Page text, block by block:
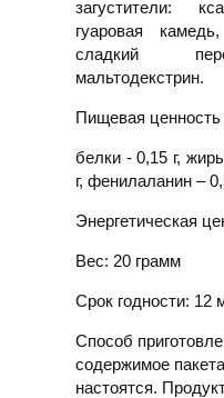
загустители:
гуаровая
сладкий
мальтодекстрин.
Пищевая ценность
белки - 0,15 г,
г, фенилаланин –
Энергетическая
Вес: 20 грамм
Срок годности: 12
Способ
содержимое
настоятся.